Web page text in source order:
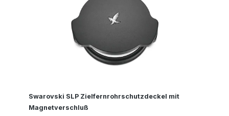
Swarovski SLP Zielfernrohrschutzdeckel mit
Magnetverschluß